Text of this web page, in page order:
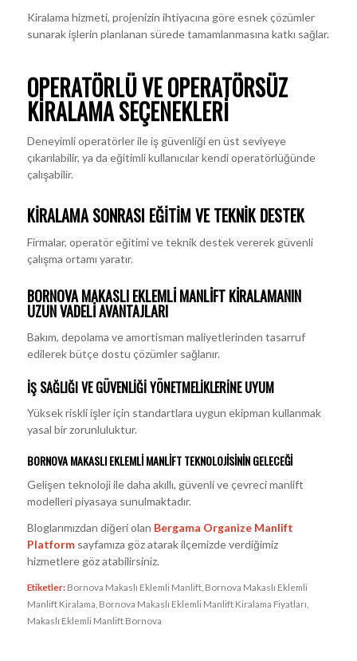
Kiralama hizmeti, projenizin ihtiyacına göre esnek çözümler
sunarak işlerin planlanan sürede tamamlanmasına katkı sağlar.
OPERATÖRLÜ VE OPERATÖRSÜZ
KIRALAMA SEÇENEKLERI
Deneyimli operatörler ile iş güvenliği en üst seviyeye
çıkarılabilir, ya da eğitimli kullanıcılar kendi operatörlüğünde
çalışabilir.
KIRALAMA SONRASI EĞITIM VE TEKNIK DESTEK
Firmalar, operatör eğitimi ve teknik destek vererek güvenli
çalışma ortamı yaratır.
BORNOVA MAKASLI EKLEMLI MANLIFT KIRALAMANIN
UZUN VADELI AVANTAJLARI
Bakım, depolama ve amortisman maliyetlerinden tasarruf
edilerek bütçe dostu çözümler sağlanır.
İŞ SAĞLIĞI VE GÜVENLIĞI YÖNETMELIKLERINE UYUM
Yüksek riskli işler için standartlara uygun ekipman kullanmak
yasal bir zorunluluktur.
BORNOVA MAKASLI EKLEMLI MANLIFT TEKNOLOJISININ GELECEĞI
Gelişen teknoloji ile daha akıllı, güvenli ve çevreci manlift
modelleri piyasaya sunulmaktadır.
Bloglarımızdan diğeri olan Bergama Organize Manlift
Platformsayfamıza göz atarak ilçemizde verdiğimiz
hizmetlere göz atabilirsiniz.
Etiketler: Bornova Makaslı Eklemli Manlift, Bornova Makaslı Eklemli
Manlift Kiralama Bornova Makaslı Eklemli Manlift Kiralama Fiyatları
Makaslı Eklemli Manlift Bornova